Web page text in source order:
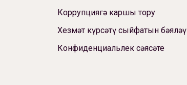
Коррупциягә каршы тору
Хезмәт күрсәтү сыйфатын бәяләү
Конфиденциальлек сәясәте